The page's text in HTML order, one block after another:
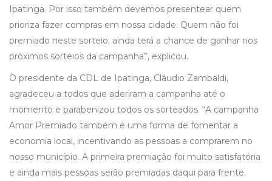
Ipatinga. Por isso também devemos presentear quem
prioriza fazer compras em nossa cidade. Quem não foi
premiado neste sorteio, ainda terá a chance de ganhar nos
próximos sorteios da campanha”, explicou.
O presidente da CDL de Ipatinga, Cláudio Zambaldi,
agradeceu a todos que aderiram a campanha até o
momento e parabenizou todos os sorteados. “A campanha
Amor Premiado também é uma forma de fomentar a
economia local, incentivando as pessoas a comprarem no
nosso município. A primeira premiação foi muito satisfatória
e ainda mais pessoas serão premiadas daqui para frente.